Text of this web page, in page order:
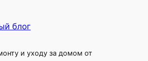
блог
и уходу за домом от